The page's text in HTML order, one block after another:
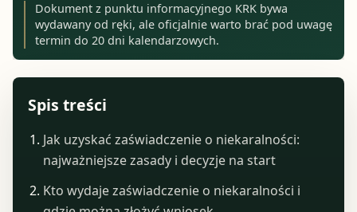
Dokument z punktu informacyjnego KRK bywa
wydawany od ręki, ale oficjalnie warto brać pod uwagę
termin do 20 dni kalendarzowych.
Spis treści
Jak uzyskać zaświadczenie o niekaralności:
najważniejsze zasady i decyzje na start
Kto wydaje zaświadczenie o niekaralności i